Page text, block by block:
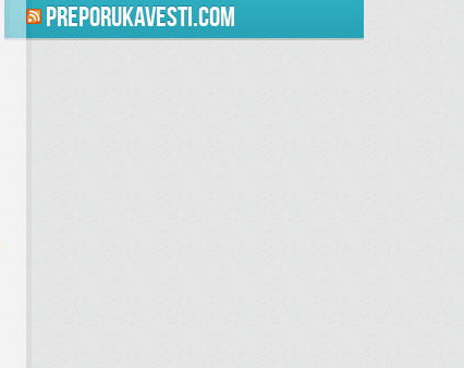
PreporukaVesti.com